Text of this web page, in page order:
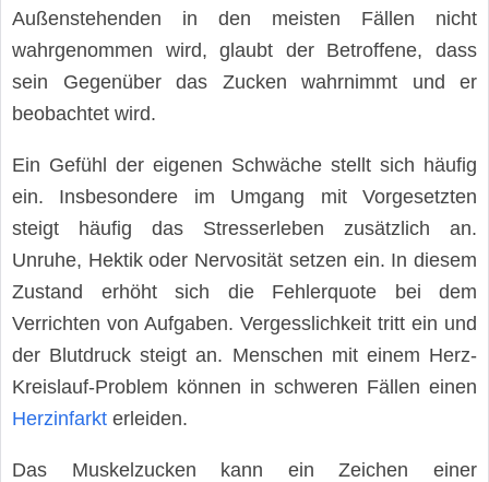
Außenstehenden in den meisten Fällen nicht
wahrgenommen wird, glaubt der Betroffene, dass
sein Gegenüber das Zucken wahrnimmt und er
beobachtet wird.
Ein Gefühl der eigenen Schwäche stellt sich häufig
ein. Insbesondere im Umgang mit Vorgesetzten
steigt häufig das Stresserleben zusätzlich an.
Unruhe, Hektik oder Nervosität setzen ein. In diesem
Zustand erhöht sich die Fehlerquote bei dem
Verrichten von Aufgaben. Vergesslichkeit tritt ein und
der Blutdruck steigt an. Menschen mit einem Herz-
Kreislauf-Problem können in schweren Fällen einen
Herzinfarkt erleiden.
Das Muskelzucken kann ein Zeichen einer